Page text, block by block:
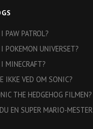
PAW PATROL?
POKEMON UNIVERSET?
MINECRAFT?
IKKE VED OM SONIC?
THE HEDGEHOG FILMEN?
EN SUPER MARIO-MESTER